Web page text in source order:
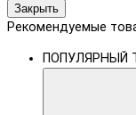
Закрыть
Рекомендуемые
ПОПУЛЯРНЫЙ